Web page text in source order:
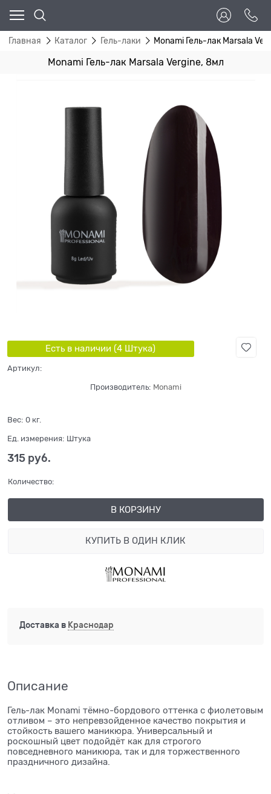
Главная Каталог Гель-лаки Monami Гель-лак Marsala
Monami Гель-лак Marsala Vergine, 8мл
Есть в наличии (4 Штука)
Артикул:
Производитель: Monami
Вес: 0 кг.
Ед. измерения: Штука
315 руб.
Количество:
В КОРЗИНУ
КУПИТЬ В ОДИН КЛИК
Доставка в Краснодар
Описание
Гель-лак Monami тёмно-бордового оттенка с фиолетовым
отливом – это непревзойденное качество покрытия и
стойкость вашего маникюра. Универсальный и
роскошный цвет подойдёт как для строгого
повседневного маникюра, так и для торжественного
праздничного дизайна.